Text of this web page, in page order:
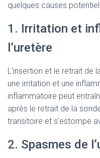
quelques causes
1. Irritation et
l’uretère
L’insertion et le retrait de
une irritation et une
inflammatoire peut
après le retrait de la
transitoire et s’estompe
2. Spasmes de